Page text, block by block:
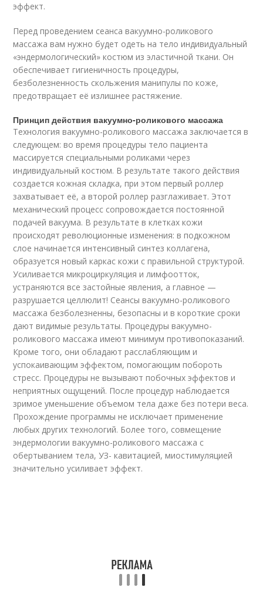
эффект.
Перед проведением сеанса вакуумно-роликового
массажа вам нужно будет одеть на тело индивидуальный
«эндермологический» костюм из эластичной ткани. Он
обеспечивает гигиеничность процедуры,
безболезненность скольжения манипулы по коже,
предотвращает её излишнее растяжение.
Принцип действия вакуумно-роликового массажа
Технология вакуумно-роликового массажа заключается в
следующем: во время процедуры тело пациента
массируется специальными роликами через
индивидуальный костюм. В результате такого действия
создается кожная складка, при этом первый роллер
захватывает её, а второй роллер разглаживает. Этот
механический процесс сопровождается постоянной
подачей вакуума. В результате в клетках кожи
происходят революционные изменения: в подкожном
слое начинается интенсивный синтез коллагена,
образуется новый каркас кожи с правильной структурой.
Усиливается микроциркуляция и лимфоотток,
устраняются все застойные явления, а главное —
разрушается целлюлит! Сеансы вакуумно-роликового
массажа безболезненны, безопасны и в короткие сроки
дают видимые результаты. Процедуры вакуумно-
роликового массажа имеют минимум противопоказаний.
Кроме того, они обладают расслабляющим и
успокаивающим эффектом, помогающим побороть
стресс. Процедуры не вызывают побочных эффектов и
неприятных ощущений. После процедур наблюдается
зримое уменьшение объемом тела даже без потери веса.
Прохождение программы не исключает применение
любых других технологий. Более того, совмещение
эндермологии вакуумно-роликового массажа с
обертыванием тела, УЗ- кавитацией, миостимуляцией
значительно усиливает эффект.